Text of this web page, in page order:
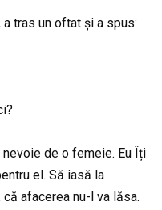
tras un oftat și a spus:
de o femeie. Eu Îți
el. Să iasă la
afacerea nu-l va lăsa.